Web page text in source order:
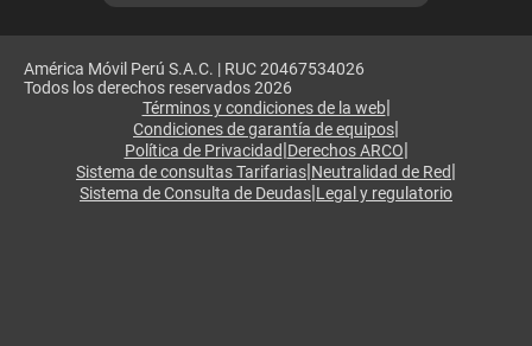
América Móvil Perú S.A.C. | RUC 20467534026
Todos los derechos reservados 2026
Términos y condiciones de la web|
Condiciones de garantía de equipos|
Política de Privacidad|Derechos ARCO|
Sistema de consultas Tarifarias|Neutralidad de Red|
Sistema de Consulta de Deudas|Legal y regulatorio